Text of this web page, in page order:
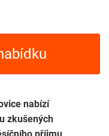
nabízí
zkušených